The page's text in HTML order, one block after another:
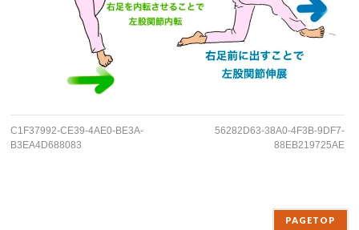
C1F37992-CE39-4AE0-BE3A-
B3EA4D688083
56282D63-38A0-4F3B-9DF7-
88EB219725AE
PAGETOP